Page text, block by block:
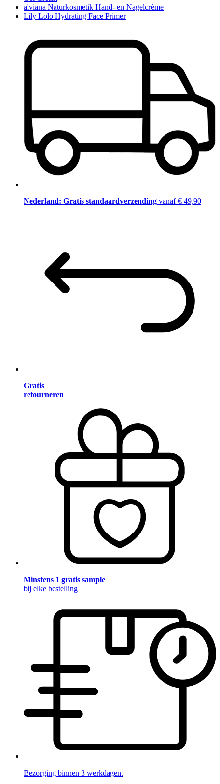
alviana Naturkosmetik Hand- en Nagelcrème
Lily Lolo Hydrating Face Primer
Nederland: Gratis standaardverzending vanaf € 49,90
Gratis
retourneren
Minstens 1 gratis sample
bij elke bestelling
Bezorging binnen 3 werkdagen.